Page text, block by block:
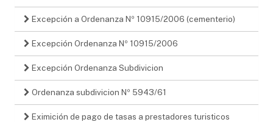
Excepción a Ordenanza Nº 10915/2006 (cementerio)
Excepción Ordenanza Nº 10915/2006
Excepción Ordenanza Subdivicion
Ordenanza subdivicion Nº 5943/61
Eximición de pago de tasas a prestadores turisticos